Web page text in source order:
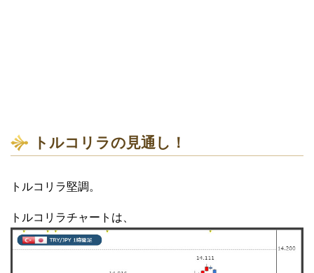
トルコリラの見通し！
トルコリラ堅調。
トルコリラチャートは、